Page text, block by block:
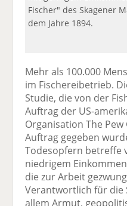
Fischer" des Skagener
dem Jahre 1894.
Mehr als 100.000
im Fischereibetrieb.
Studie, die von der
Auftrag der US-
Organisation The
Auftrag gegeben
Todesopfern betreffe
niedrigem
die zur Arbeit
Verantwortlich für die
allem Armut,